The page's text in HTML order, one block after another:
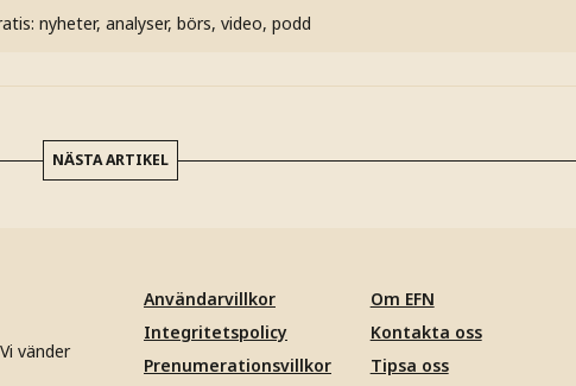
nyheter, analyser, börs, video, podd
NÄSTA ARTIKEL
vänder
Användarvillkor
Integritetspolicy
Prenumerationsvillkor
Om EFN
Kontakta oss
Tipsa oss